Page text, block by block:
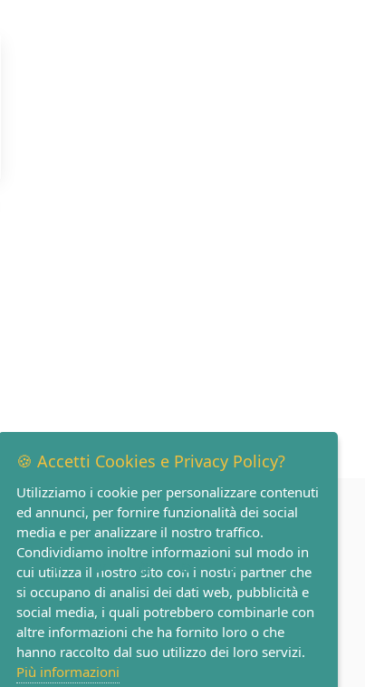
SOCIAL
🍪 Accetti Cookies e Privacy Policy?
Utilizziamo i cookie per personalizzare contenuti
ed annunci, per fornire funzionalità dei social
media e per analizzare il nostro traffico.
Condividiamo inoltre informazioni sul modo in
cui utilizza il nostro sito con i nostri partner che
si occupano di analisi dei dati web, pubblicità e
social media, i quali potrebbero combinarle con
altre informazioni che ha fornito loro o che
hanno raccolto dal suo utilizzo dei loro servizi.
Più informazioni